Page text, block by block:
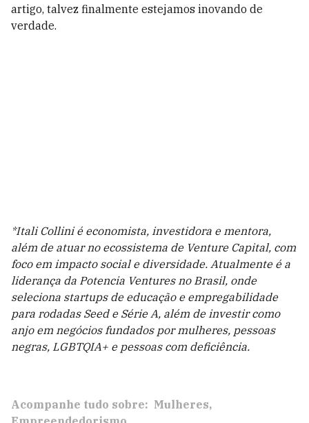
artigo, talvez finalmente estejamos inovando de
verdade.
*Itali Collini é economista, investidora e mentora,
além de atuar no ecossistema de Venture Capital, com
foco em impacto social e diversidade. Atualmente é a
liderança da Potencia Ventures no Brasil, onde
seleciona startups de educação e empregabilidade
para rodadas Seed e Série A, além de investir como
anjo em negócios fundados por mulheres, pessoas
negras, LGBTQIA+ e pessoas com deficiência.
Acompanhe tudo sobre: Mulheres